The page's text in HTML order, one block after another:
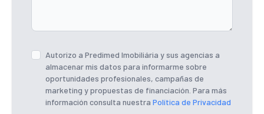
Autorizo ​​a Predimed Imobiliária y sus agencias a
almacenar mis datos para informarme sobre
oportunidades profesionales, campañas de
marketing y propuestas de financiación. Para más
información consulta nuestra Política de Privacidad